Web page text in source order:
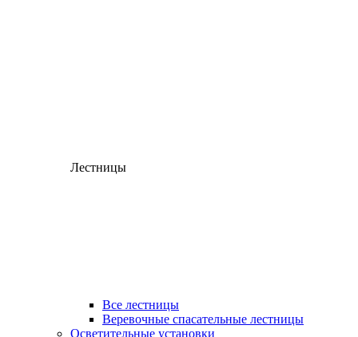
Лестницы
Все лестницы
Веревочные спасательные лестницы
Осветительные установки